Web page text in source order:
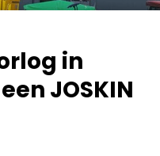
in
JOSKIN